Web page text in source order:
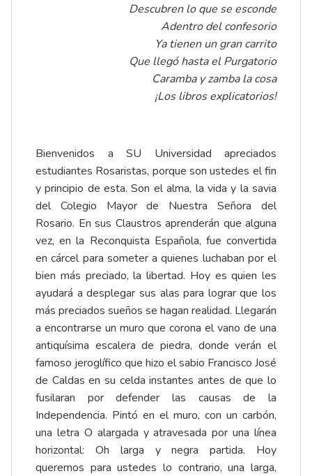
Descubren lo que se esconde
Adentro del confesorio
Ya tienen un gran carrito
Que llegó hasta el Purgatorio
Caramba y zamba la cosa
¡Los libros explicatorios!
Bienvenidos a SU Universidad apreciados
estudiantes Rosaristas, porque son ustedes el fin
y principio de esta. Son el alma, la vida y la savia
del Colegio Mayor de Nuestra Señora del
Rosario. En sus Claustros aprenderán que alguna
vez, en la Reconquista Española, fue convertida
en cárcel para someter a quienes luchaban por el
bien más preciado, la libertad. Hoy es quien les
ayudará a desplegar sus alas para lograr que los
más preciados sueños se hagan realidad. Llegarán
a encontrarse un muro que corona el vano de una
antiquísima escalera de piedra, donde verán el
famoso jeroglífico que hizo el sabio Francisco José
de Caldas en su celda instantes antes de que lo
fusilaran por defender las causas de la
Independencia. Pintó en el muro, con un carbón,
una letra O alargada y atravesada por una línea
horizontal: Oh larga y negra partida. Hoy
queremos para ustedes lo contrario, una larga,